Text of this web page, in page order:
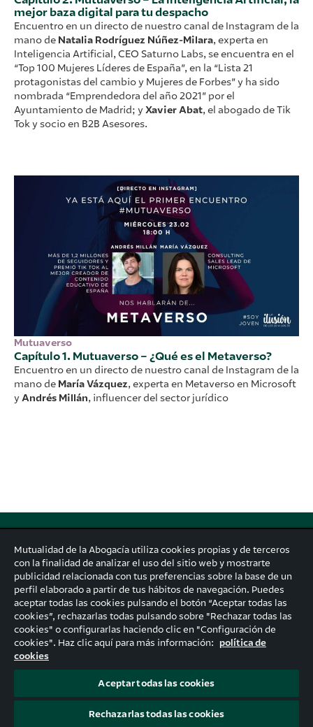
mejor baza digital para tu despacho​
Encuentro en un directo de nuestro canal de Instagram de la
mano de Natalia Rodríguez Núñez-Milara, experta en
Inteligencia Artificial, CEO Saturno Labs, se encuentra en el
“Top 100 Mujeres Líderes de España”, en la “Lista 21
protagonistas del cambio y Mujeres de Forbes” y ha sido
nombrada “Emprendedora del año 2021” por el
Ayuntamiento de Madrid; yXavier Abat, el abogado de Tik
Tok y socio en B2B Asesores.
Mutuaverso
Capítulo 1. Mutuaverso – ¿Qué es el Metaverso?​
Encuentro en un directo de nuestro canal de Instagram de la
mano de María Vázquez, experta en Metaverso en Microsoft
yAndrés Millán, influencer del sector jurídico
#TúDefinesTuFuturo, el espacio deMutualidaden el que
puedes aprender todo lo relacionado con la cultura del
ahorro y empezar a construir tu planificación financiera.
Si además te atraen los temas ligados al emprendimiento
y la innovación, ¡este es tu lugar!
© 2026 Mutualidad
mutualidad.com
Aviso legal
Política de privacidad
Mutualidad de la Abogacía utiliza cookies propias y de terceros
con la finalidad de analizar el uso del sitio web y mostrarte
publicidad relacionada con tus preferencias sobre la base de un
perfil elaborado a partir de tus hábitos de navegación. Puedes
aceptar todas las cookies pulsando el botón “Aceptar todas las
cookies”, rechazarlas todas pulsando sobre "Rechazar todas las
cookies" o configurarlas haciendo clic en "Configuración de
cookies". Haz clic aquí para más información: política de
cookies
Aceptar todas las cookies
Rechazarlas todas las cookies